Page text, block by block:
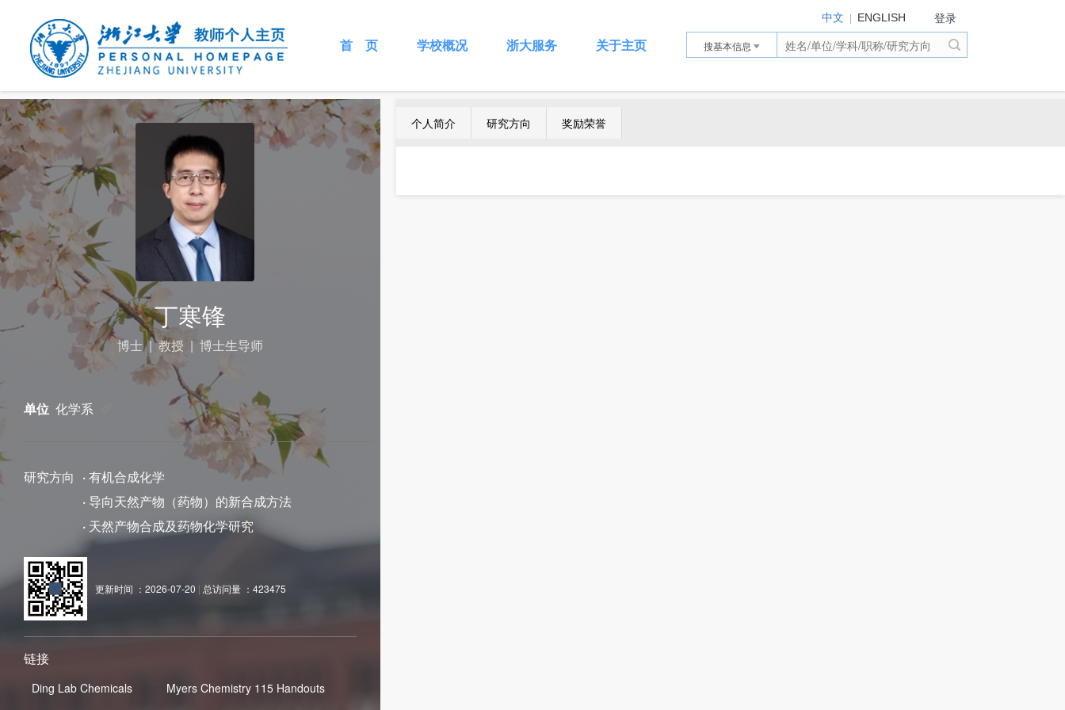
首 页 学校概况 浙大服务 关于主页
中文 | ENGLISH 登录
搜基本信息
丁寒锋
博士 | 教授 | 博士生导师
单位 化学系
研究方向 ·有机合成化学
· 导向天然产物（药物）的新合成方法
· 天然产物合成及药物化学研究
更新时间 ： 2026-07-20 | 总访问量 ： 423475
链接
Ding Lab Chemicals Myers Chemistry 115 Handouts
个人简介 研究方向 奖励荣誉